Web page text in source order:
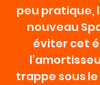
peu pratique,
nouveau
éviter cet
trappe sous